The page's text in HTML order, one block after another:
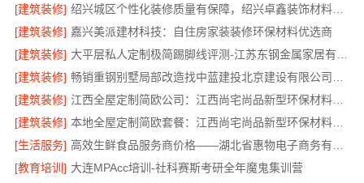
[建筑装修]
绍兴城区个性化装修质量有保障，绍兴卓鑫装饰材料有限公司
[建筑装修] 嘉兴美派建材科技：自住房家装装修环保材料优选商
[建筑装修]
[建筑装修]
[建筑装修]
江西全屋定制简欧公司：江西尚宅尚品新型环保材料有限公司
[建筑装修]
本地全屋定制简欧套餐：江西尚宅尚品新型环保材料有限公司
[生活服务]
[教育培训] 大连MPAcc培训-社科赛斯考研全年魔鬼集训营